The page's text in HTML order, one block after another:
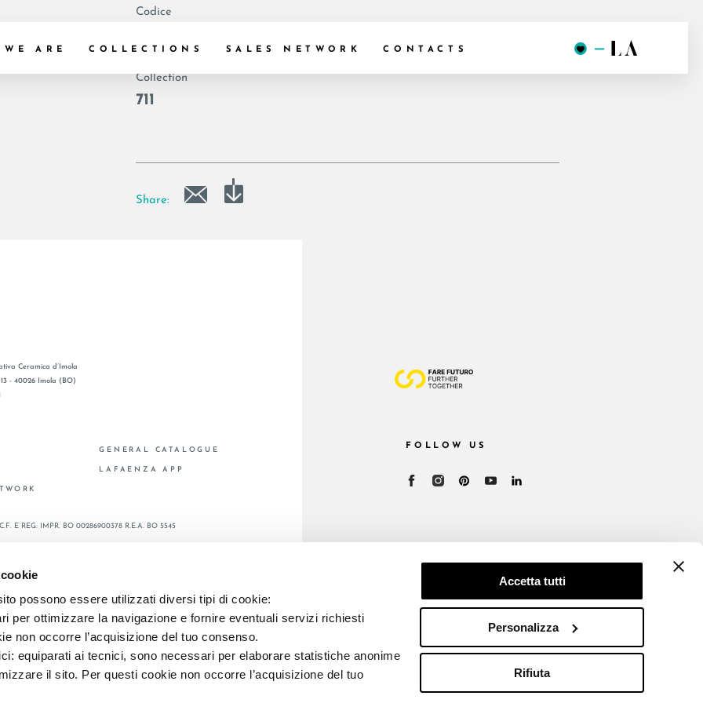
possono essere utilizzati diversi tipi di cookie:
per ottimizzare la navigazione e fornire eventuali servizi richiesti
non occorre l’acquisizione del tuo consenso.
equiparati ai tecnici, sono necessari per elaborare statistiche anonime
il sito. Per questi cookie non occorre l’acquisizione del tuo
Accetta tutti
Personalizza
Rifiuta
WE ARE COLLECTIONS SALES NETWORK CONTACTS
Codice
Collection
711
Share:
Ceramica d’Imola
- 40026 Imola (BO)
GENERAL CATALOGUE
LAFAENZA APP
FOLLOW US
E REG. IMPR. BO 00286900378 R.E.A. BO 5545